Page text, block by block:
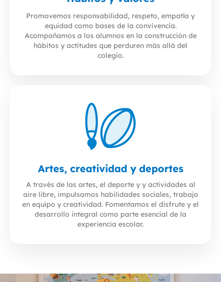
Promovemos responsabilidad, respeto, empatía y
equidad como bases de la convivencia.
Acompañamos a los alumnos en la construcción de
hábitos y actitudes que perduren más allá del
colegio.
Artes, creatividad y deportes
A través de las artes, el deporte y y actividades al
aire libre, impulsamos habilidades sociales, trabajo
en equipo y creatividad. Fomentamos el disfrute y el
desarrollo integral como parte esencial de la
experiencia escolar.